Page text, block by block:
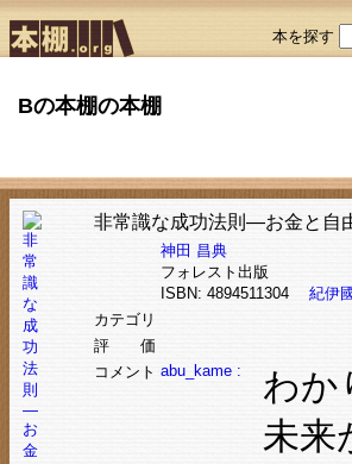
本を探す
Bの本棚の本棚
非常識な成功法則―お金と自
神田 昌典
フォレスト出版
ISBN: 4894511304 紀伊
カテゴリ
評 価
コメント abu_kame :
わか
未来